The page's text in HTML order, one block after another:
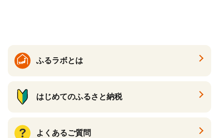
ふるラボとは
はじめてのふるさと納税
よくあるご質問